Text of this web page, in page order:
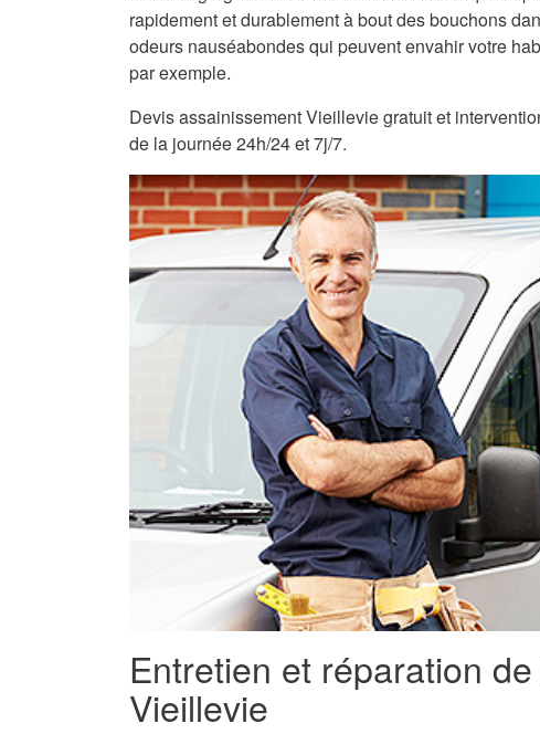
rapidement et durablement à bout des bouchons
odeurs nauséabondes qui peuvent envahir votre
par exemple.
Devis assainissement Vieillevie gratuit et
de la journée 24h/24 et 7j/7.
Entretien et réparation
Vieillevie